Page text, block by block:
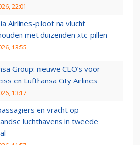
22:01
Airlines-piloot na vlucht
met duizenden xtc-pillen
13:55
Group: nieuwe CEO’s voor
en Lufthansa City Airlines
13:17
en vracht op
luchthavens in tweede